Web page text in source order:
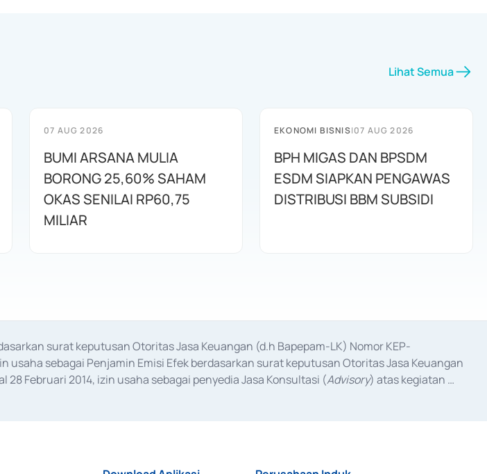
Lihat Semua
07 AUG 2026
BUMI ARSANA MULIA
BORONG 25,60% SAHAM
OKAS SENILAI RP60,75
MILIAR
EKONOMI BISNIS|07 AUG 2026
BPH MIGAS DAN BPSDM
ESDM SIAPKAN PENGAWAS
DISTRIBUSI BBM SUBSIDI
surat keputusan Otoritas Jasa Keuangan (d.h Bapepam-LK) Nomor KEP-
usaha sebagai Penjamin Emisi Efek berdasarkan surat keputusan Otoritas Jasa Keuangan
28 Februari 2014, izin usaha sebagai penyedia Jasa Konsultasi (Advisory) atas kegiatan